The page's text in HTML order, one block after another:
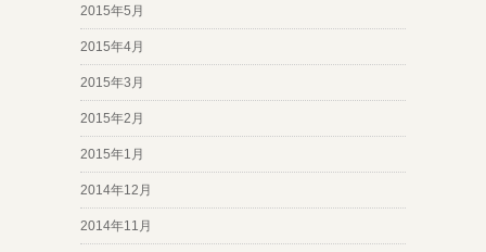
2015年5月
2015年4月
2015年3月
2015年2月
2015年1月
2014年12月
2014年11月